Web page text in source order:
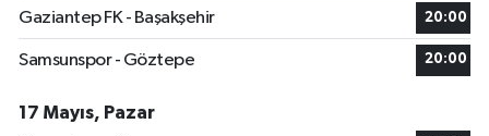
Gaziantep FK - Başakşehir 20:00
Samsunspor - Göztepe 20:00
17 Mayıs, Pazar